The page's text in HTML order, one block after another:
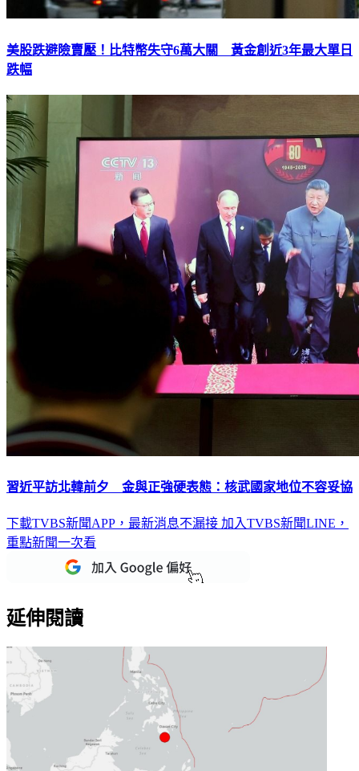
美股跌避險賣壓！比特幣失守6萬大關 黃金創近3年最大單日
跌幅
習近平訪北韓前夕 金與正強硬表態：核武國家地位不容妥協
下載TVBS新聞APP，最新消息不漏接 加入TVBS新聞LINE，
重點新聞一次看
延伸閱讀